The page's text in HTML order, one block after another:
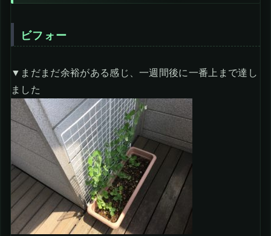
ビフォー
▼まだまだ余裕がある感じ、一週間後に一番上まで達し
ました